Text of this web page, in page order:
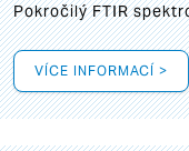
Pokročilý FTIR
VÍCE INFORMACÍ >